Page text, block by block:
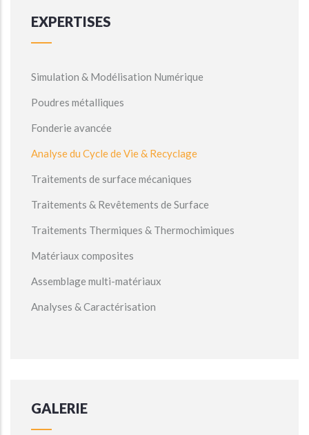
EXPERTISES
Simulation & Modélisation Numérique
Poudres métalliques
Fonderie avancée
Analyse du Cycle de Vie & Recyclage
Traitements de surface mécaniques
Traitements & Revêtements de Surface
Traitements Thermiques & Thermochimiques
Matériaux composites
Assemblage multi-matériaux
Analyses & Caractérisation
GALERIE